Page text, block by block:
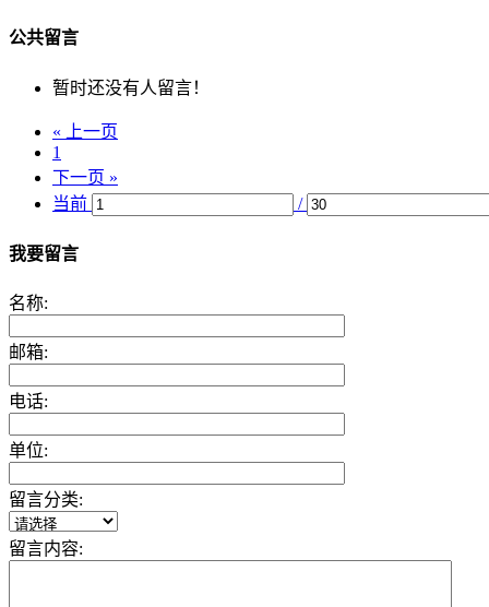
公共留言
暂时还没有人留言！
« 上一页
1
下一页 »
当前
/
我要留言
名称:
邮箱:
电话:
单位:
留言分类:
留言内容: